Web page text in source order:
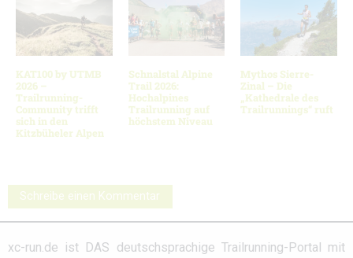
KAT100 by UTMB
2026 –
Trailrunning-
Community trifft
sich in den
Kitzbüheler Alpen
Schnalstal Alpine
Trail 2026:
Hochalpines
Trailrunning auf
höchstem Niveau
Mythos Sierre-
Zinal – Die
„Kathedrale des
Trailrunnings“ ruft
Schreibe einen Kommentar
xc-run.de ist DAS deutschsprachige Trailrunning-Portal mit